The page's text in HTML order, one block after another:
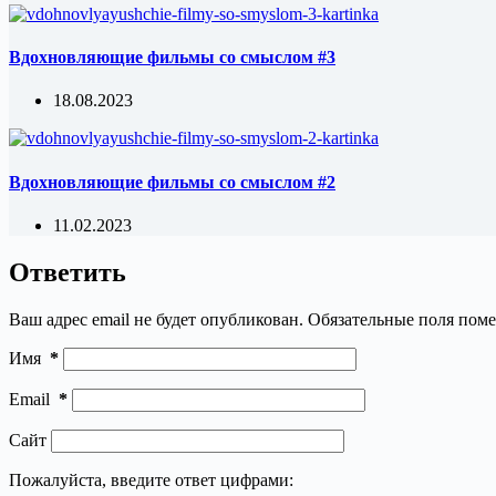
Вдохновляющие фильмы со смыслом #3
18.08.2023
Вдохновляющие фильмы со смыслом #2
11.02.2023
Ответить
Ваш адрес email не будет опубликован. Обязательные поля
Имя *
Email *
Сайт
Пожалуйста, введите ответ цифрами: